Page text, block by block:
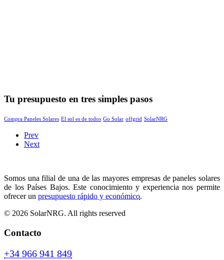
Tu presupuesto en tres simples pasos
Compra Paneles Solares El sol es de todos Go Solar offgrid SolarNRG
Prev
Next
Somos una filial de una de las mayores empresas de paneles solares
de los Países Bajos. Este conocimiento y experiencia nos permite
ofrecer un presupuesto rápido y económico.
© 2026 SolarNRG. All rights reserved
Contacto
+34 966 941 849